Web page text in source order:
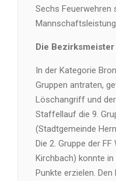
Sechs Feuerwehren
Die Bezirksmeister
In der Kategorie
Gruppen antraten,
Löschangriff und
Staffellauf die 9.
(Stadtgemeinde
Die 2. Gruppe der
Kirchbach) konnte
Punkte erzielen.